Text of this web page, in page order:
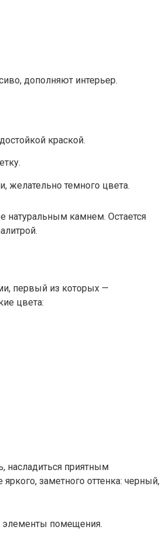
дополняют интерьер.
краской.
желательно темного цвета.
натуральным камнем. Остается
первый из которых —
цвета:
насладиться приятным
заметного оттенка: черный,